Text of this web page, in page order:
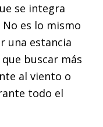
se integra
es lo mismo
una estancia
buscar más
al viento o
todo el